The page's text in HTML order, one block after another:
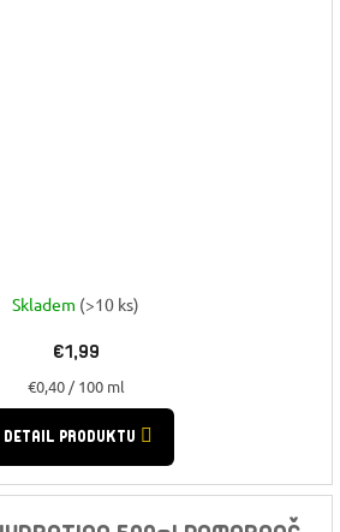
Skladem (>10 ks)
€1,99
Jednotková
cena:
€0,40 / 100 ml
DETAIL PRODUKTU